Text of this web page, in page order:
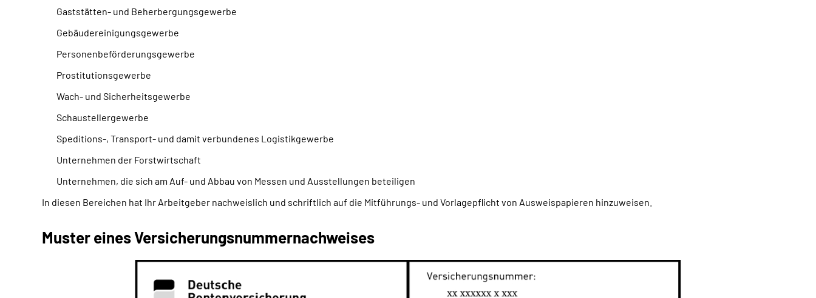
Gaststätten- und Beherbergungsgewerbe
Gebäudereinigungsgewerbe
Personenbeförderungsgewerbe
Prostitutionsgewerbe
Wach- und Sicherheitsgewerbe
Schaustellergewerbe
Speditions-, Transport- und damit verbundenes Logistikgewerbe
Unternehmen der Forstwirtschaft
Unternehmen, die sich am Auf- und Abbau von Messen und Ausstellungen beteiligen
In diesen Bereichen hat Ihr Arbeitgeber nachweislich und schriftlich auf die Mitführungs- und Vorlagepflicht von Ausweispapieren hinzuweisen.
Muster eines Versicherungsnummernachweises